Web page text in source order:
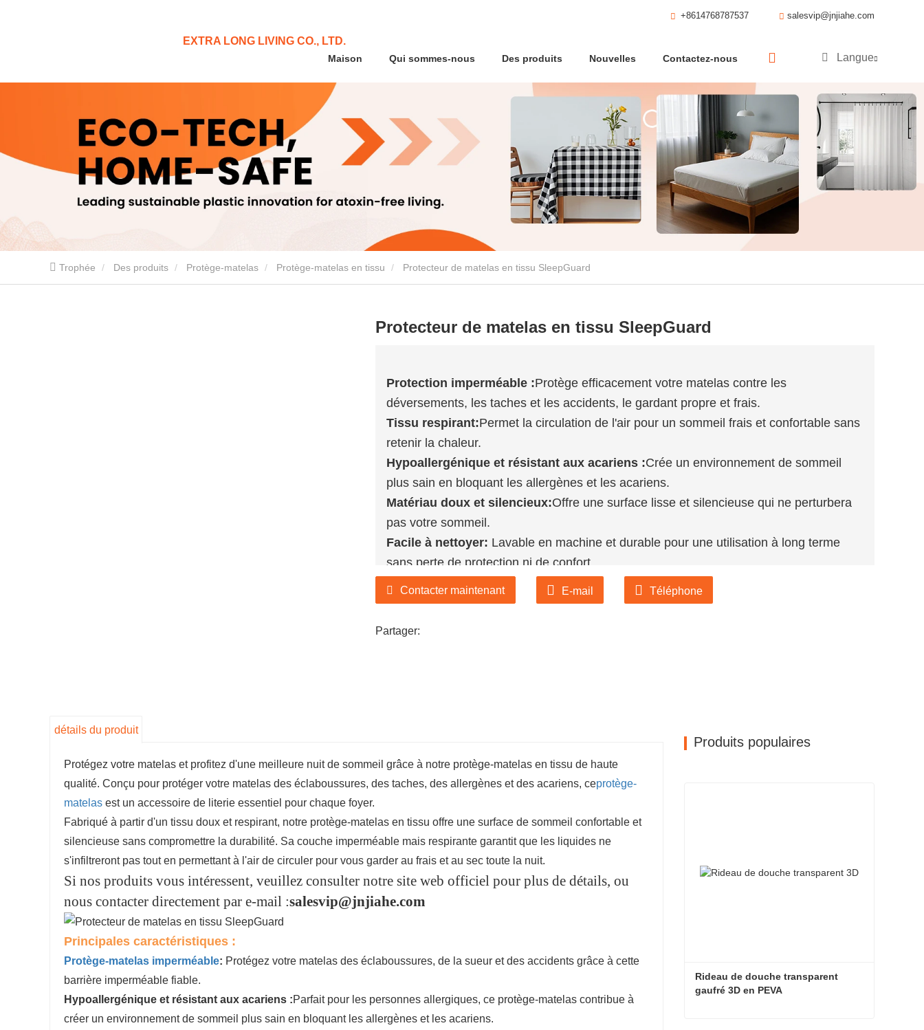
EXTRA LONG LIVING CO., LTD.
Maison Qui sommes-nous Des produits Nouvelles Contactez-nous
+8614768787537 salesvip@jnjiahe.com
Langue
Trophée Des produits Protège-matelas Protège-matelas en tissu Protecteur de matelas en tissu SleepGuard
Protecteur de matelas en tissu SleepGuard
Protection imperméable :Protège efficacement votre matelas contre les
déversements, les taches et les accidents, le gardant propre et frais.
Tissu respirant:Permet la circulation de l'air pour un sommeil frais et confortable sans
retenir la chaleur.
Hypoallergénique et résistant aux acariens :Crée un environnement de sommeil
plus sain en bloquant les allergènes et les acariens.
Matériau doux et silencieux:Offre une surface lisse et silencieuse qui ne perturbera
pas votre sommeil.
Facile à nettoyer: Lavable en machine et durable pour une utilisation à long terme
sans perte de protection ni de confort.
Si nos produits vous intéressent, veuillez consulter notre site web officiel pour
plus de détails, ou nous contacter directement par e-mail :
Contacter maintenant E-mail Téléphone
Partager:
détails du produit
Protégez votre matelas et profitez d'une meilleure nuit de sommeil grâce à notre protège-matelas en tissu de haute
qualité. Conçu pour protéger votre matelas des éclaboussures, des taches, des allergènes et des acariens, ceprotège-
matelas est un accessoire de literie essentiel pour chaque foyer.
Fabriqué à partir d'un tissu doux et respirant, notre protège-matelas en tissu offre une surface de sommeil confortable et
silencieuse sans compromettre la durabilité. Sa couche imperméable mais respirante garantit que les liquides ne
s'infiltreront pas tout en permettant à l'air de circuler pour vous garder au frais et au sec toute la nuit.
Si nos produits vous intéressent, veuillez consulter notre site web officiel pour plus de détails, ou
nous contacter directement par e-mail :salesvip@jnjiahe.com
Principales caractéristiques :
Protège-matelas imperméable: Protégez votre matelas des éclaboussures, de la sueur et des accidents grâce à cette
barrière imperméable fiable.
Hypoallergénique et résistant aux acariens :Parfait pour les personnes allergiques, ce protège-matelas contribue à
créer un environnement de sommeil plus sain en bloquant les allergènes et les acariens.
Produits populaires
Rideau de douche transparent
gaufré 3D en PEVA